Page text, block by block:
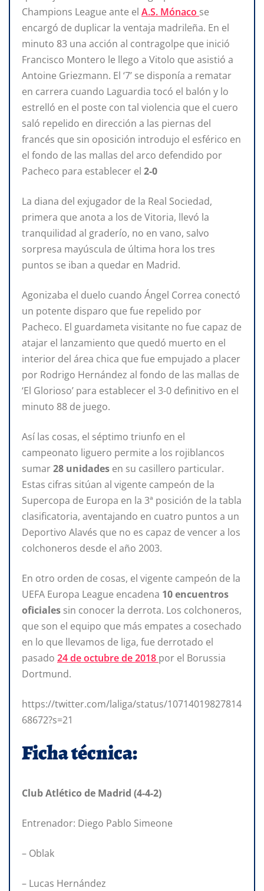
Champions League ante el A.S. Mónaco se
encargó de duplicar la ventaja madrileña. En el
minuto 83 una acción al contragolpe que inició
Francisco Montero le llego a Vitolo que asistió a
Antoine Griezmann. El ‘7’ se disponía a rematar
en carrera cuando Laguardia tocó el balón y lo
estrelló en el poste con tal violencia que el cuero
saló repelido en dirección a las piernas del
francés que sin oposición introdujo el esférico en
el fondo de las mallas del arco defendido por
Pacheco para establecer el 2-0
La diana del exjugador de la Real Sociedad,
primera que anota a los de Vitoria, llevó la
tranquilidad al graderío, no en vano, salvo
sorpresa mayúscula de última hora los tres
puntos se iban a quedar en Madrid.
Agonizaba el duelo cuando Ángel Correa conectó
un potente disparo que fue repelido por
Pacheco. El guardameta visitante no fue capaz de
atajar el lanzamiento que quedó muerto en el
interior del área chica que fue empujado a placer
por Rodrigo Hernández al fondo de las mallas de
‘El Glorioso’ para establecer el 3-0 definitivo en el
minuto 88 de juego.
Así las cosas, el séptimo triunfo en el
campeonato liguero permite a los rojiblancos
sumar28 unidades en su casillero particular.
Estas cifras sitúan al vigente campeón de la
Supercopa de Europa en la 3ª posición de la tabla
clasificatoria, aventajando en cuatro puntos a un
Deportivo Alavés que no es capaz de vencer a los
colchoneros desde el año 2003.
En otro orden de cosas, el vigente campeón de la
UEFA Europa League encadena 10 encuentros
oficiales sin conocer la derrota. Los colchoneros,
que son el equipo que más empates a cosechado
en lo que llevamos de liga, fue derrotado el
pasado 24 de octubre de 2018 por el Borussia
Dortmund.
https://twitter.com/laliga/status/10714019827814
68672?s=21
Ficha técnica:
Club Atlético de Madrid (4-4-2)
Entrenador: Diego Pablo Simeone
– Oblak
– Lucas Hernández